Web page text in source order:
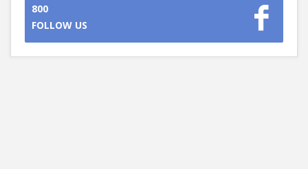
800
FOLLOW US